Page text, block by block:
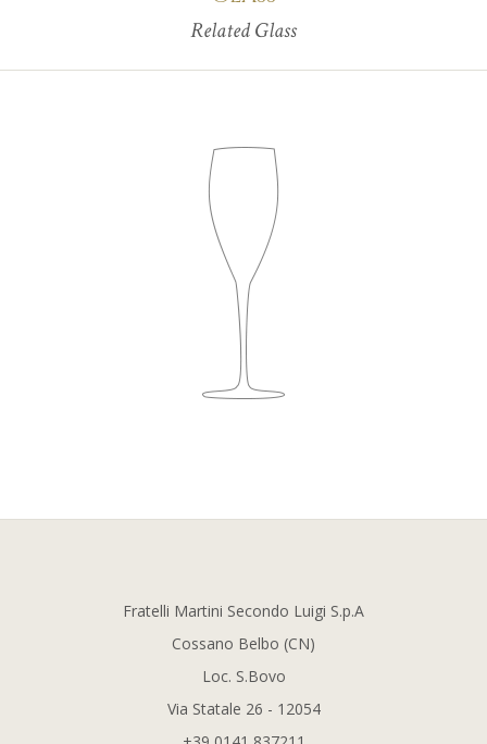
Related Glass
Fratelli Martini Secondo Luigi S.p.A
Cossano Belbo (CN)
Loc. S.Bovo
Via Statale 26 - 12054